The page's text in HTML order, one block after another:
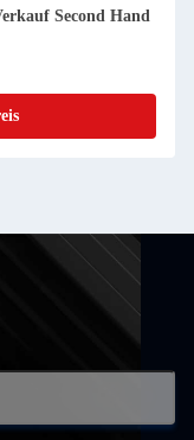
Second Hand